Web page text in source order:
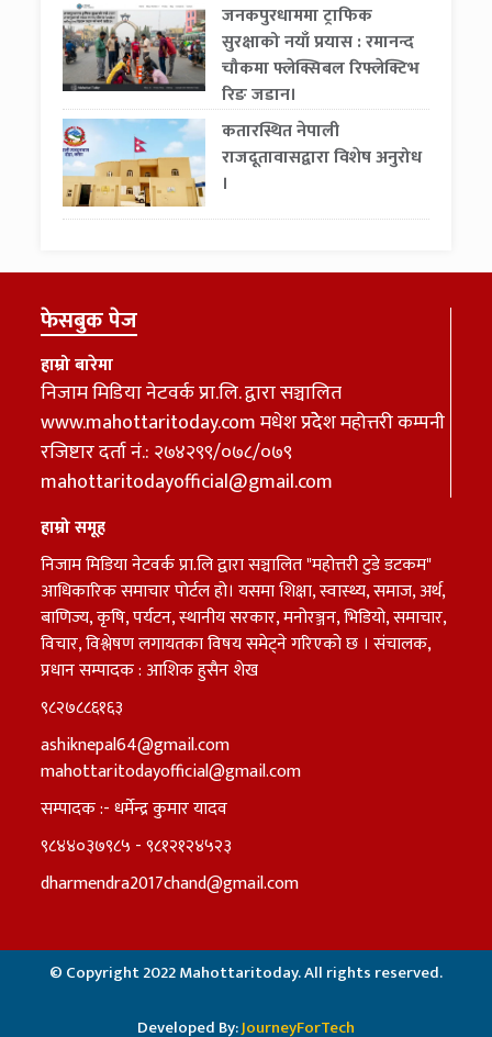
जनकपुरधाममा ट्राफिक
सुरक्षाको नयाँ प्रयास : रमानन्द
चौकमा फ्लेक्सिबल रिफ्लेक्टिभ
रिङ जडान।
कतारस्थित नेपाली
राजदूतावासद्वारा विशेष अनुरोध
।
फेसबुक पेज
हाम्रो बारेमा
निजाम मिडिया नेटवर्क प्रा.लि. द्वारा सञ्चालित
www.mahottaritoday.com मधेश प्रदेेेश महोत्तरी कम्पनी
रजिष्टार दर्ता नं.: २७४२९९/०७८/०७९
mahottaritodayofficial@gmail.com
हाम्रो समूह
निजाम मिडिया नेटवर्क प्रा.लि द्वारा सञ्चालित "महोत्तरी टुडे डटकम"
आधिकारिक समाचार पोर्टल हो। यसमा शिक्षा, स्वास्थ्य, समाज, अर्थ,
बाणिज्य, कृषि, पर्यटन, स्थानीय सरकार, मनोरञ्जन, भिडियो, समाचार,
विचार, विश्लेषण लगायतका विषय समेट्ने गरिएको छ । संचालक,
प्रधान सम्पादक : आशिक हुसैन शेख
९८२७८८६१६३
ashiknepal64@gmail.com
mahottaritodayofficial@gmail.com
सम्पादक :- धर्मेन्द्र कुमार यादव
९८४४०३७९८५ - ९८१२१२४५२३
dharmendra2017chand@gmail.com
© Copyright 2022 Mahottaritoday. All rights reserved.
Developed By:JourneyForTech